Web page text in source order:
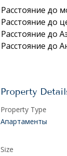
Расстояние до
Расстояние до
Расстояние до
Расстояние до
Property
Property Type
Апартаменты
Size